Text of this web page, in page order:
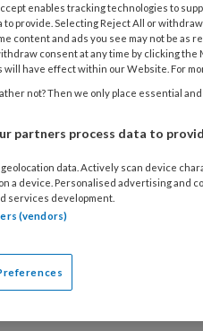
vind je artikelen
wie sprake is van
specialistische
risicovoeten of
enables tracking technologies to
to provide. Selecting Reject All or
content and ads you see may not be as
consent at any time by clicking the
will have effect within our Website. For
not? Then we only place essential
partners process data to
data. Actively scan device
a device. Personalised advertising and
services development.
(vendors)